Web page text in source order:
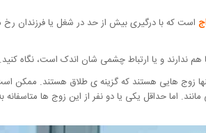
است که با درگیری بیش از حد در شغل یا فرزندان
ندارند و یا ارتباط چشمی شان اندک است، نگاه کنید.
زوج هایی هستند که گزینه ی طلاق هستند. ممکن
اما حداقل یکی یا دو نفر از این زوج ها متاسفانه